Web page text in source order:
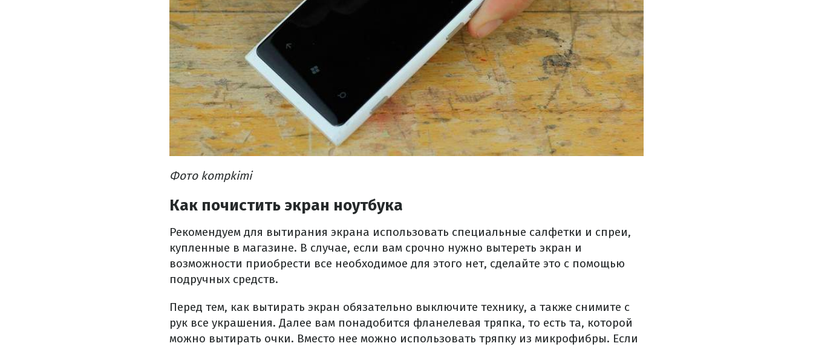
Фото kompkimi
Как почистить экран ноутбука
Рекомендуем для вытирания экрана использовать специальные салфетки и спреи,
купленные в магазине. В случае, если вам срочно нужно вытереть экран и
возможности приобрести все необходимое для этого нет, сделайте это с помощью
подручных средств.
Перед тем, как вытирать экран обязательно выключите технику, а также снимите с
рук все украшения. Далее вам понадобится фланелевая тряпка, то есть та, которой
можно вытирать очки. Вместо нее можно использовать тряпку из микрофибры. Если